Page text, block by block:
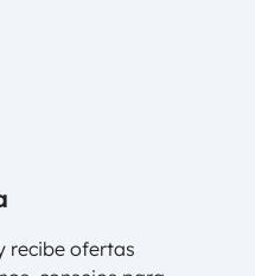
recibe ofertas